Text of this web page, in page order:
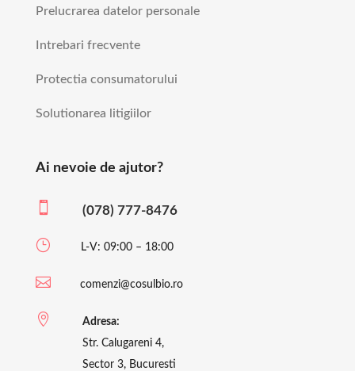
Prelucrarea datelor personale
Intrebari frecvente
Protectia consumatorului
Solutionarea litigiilor
Ai nevoie de ajutor?
 (078) 777-8476
} L-V: 09:00 – 18:00
 comenzi@cosulbio.ro

Adresa:
Str. Calugareni 4,
Sector 3, Bucuresti